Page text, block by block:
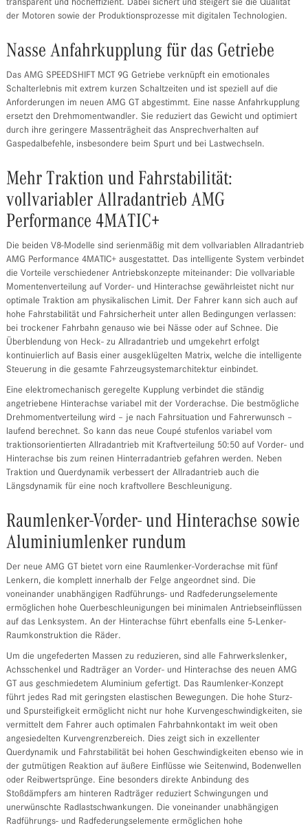
transparent und hocheffizient. Dabei sichert und steigert sie die Qualität
der Motoren sowie der Produktionsprozesse mit digitalen Technologien.
Nasse Anfahrkupplung für das Getriebe
Das AMG SPEEDSHIFT MCT 9G Getriebe verknüpft ein emotionales
Schalterlebnis mit extrem kurzen Schaltzeiten und ist speziell auf die
Anforderungen im neuen AMG GT abgestimmt. Eine nasse Anfahrkupplung
ersetzt den Drehmomentwandler. Sie reduziert das Gewicht und optimiert
durch ihre geringere Massenträgheit das Ansprechverhalten auf
Gaspedalbefehle, insbesondere beim Spurt und bei Lastwechseln.
Mehr Traktion und Fahrstabilität:
vollvariabler Allradantrieb AMG
Performance 4MATIC+
Die beiden V8-Modelle sind serienmäßig mit dem vollvariablen Allradantrieb
AMG Performance 4MATIC+ ausgestattet. Das intelligente System verbindet
die Vorteile verschiedener Antriebskonzepte miteinander: Die vollvariable
Momentenverteilung auf Vorder- und Hinterachse gewährleistet nicht nur
optimale Traktion am physikalischen Limit. Der Fahrer kann sich auch auf
hohe Fahrstabilität und Fahrsicherheit unter allen Bedingungen verlassen:
bei trockener Fahrbahn genauso wie bei Nässe oder auf Schnee. Die
Überblendung von Heck- zu Allradantrieb und umgekehrt erfolgt
kontinuierlich auf Basis einer ausgeklügelten Matrix, welche die intelligente
Steuerung in die gesamte Fahrzeugsystemarchitektur einbindet.
Eine elektromechanisch geregelte Kupplung verbindet die ständig
angetriebene Hinterachse variabel mit der Vorderachse. Die bestmögliche
Drehmomentverteilung wird – je nach Fahrsituation und Fahrerwunsch –
laufend berechnet. So kann das neue Coupé stufenlos variabel vom
traktionsorientierten Allradantrieb mit Kraftverteilung 50:50 auf Vorder- und
Hinterachse bis zum reinen Hinterradantrieb gefahren werden. Neben
Traktion und Querdynamik verbessert der Allradantrieb auch die
Längsdynamik für eine noch kraftvollere Beschleunigung.
Raumlenker-Vorder- und Hinterachse sowie
Aluminiumlenker rundum
Der neue AMG GT bietet vorn eine Raumlenker-Vorderachse mit fünf
Lenkern, die komplett innerhalb der Felge angeordnet sind. Die
voneinander unabhängigen Radführungs- und Radfederungselemente
ermöglichen hohe Querbeschleunigungen bei minimalen Antriebseinflüssen
auf das Lenksystem. An der Hinterachse führt ebenfalls eine 5‑Lenker-
Raumkonstruktion die Räder.
Um die ungefederten Massen zu reduzieren, sind alle Fahrwerkslenker,
Achsschenkel und Radträger an Vorder- und Hinterachse des neuen AMG
GT aus geschmiedetem Aluminium gefertigt. Das Raumlenker-Konzept
führt jedes Rad mit geringsten elastischen Bewegungen. Die hohe Sturz-
und Spursteifigkeit ermöglicht nicht nur hohe Kurvengeschwindigkeiten, sie
vermittelt dem Fahrer auch optimalen Fahrbahnkontakt im weit oben
angesiedelten Kurvengrenzbereich. Dies zeigt sich in exzellenter
Querdynamik und Fahrstabilität bei hohen Geschwindigkeiten ebenso wie in
der gutmütigen Reaktion auf äußere Einflüsse wie Seitenwind, Bodenwellen
oder Reibwertsprünge. Eine besonders direkte Anbindung des
Stoßdämpfers am hinteren Radträger reduziert Schwingungen und
unerwünschte Radlastschwankungen. Die voneinander unabhängigen
Radführungs- und Radfederungselemente ermöglichen hohe